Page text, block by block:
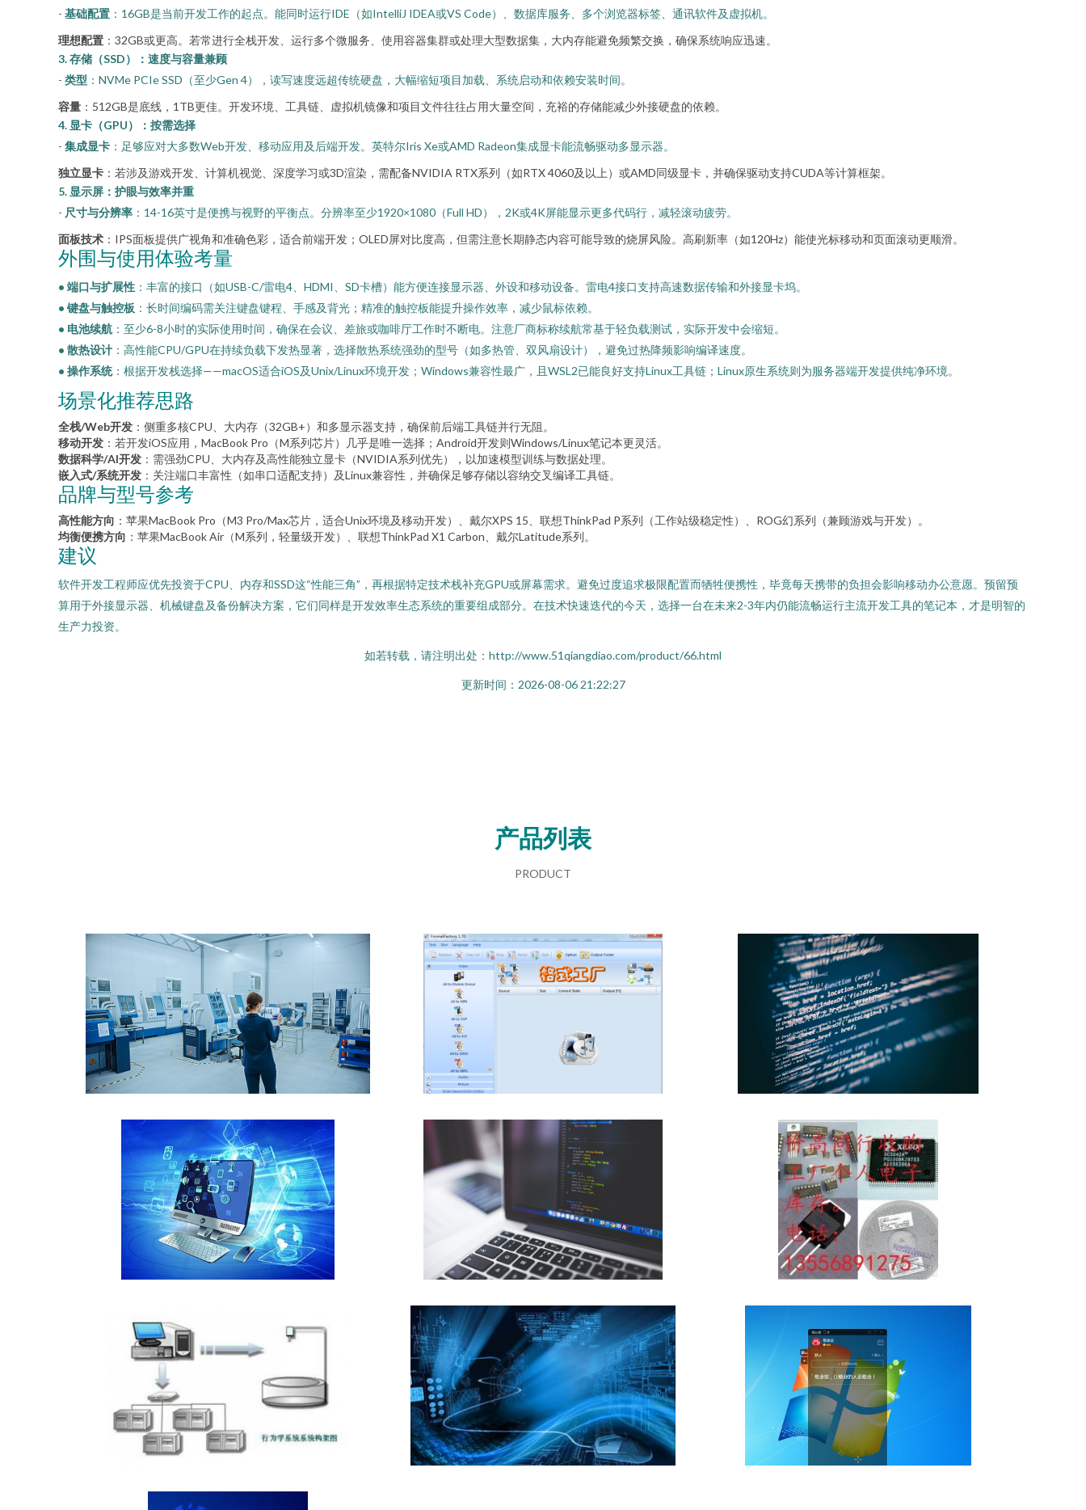
- 基础配置 ：16GB是当前开发工作的起点。能同时运行IDE（如IntelliJ IDEA或VS Code）、数据库服务、多个浏览器标签、通讯软件及虚拟机。
理想配置 ：32GB或更高。若常进行全栈开发、运行多个微服务、使用容器集群或处理大型数据集，大内存能避免频繁交换，确保系统响应迅速。
3. 存储（SSD）：速度与容量兼顾
- 类型 ：NVMe PCIe SSD（至少Gen 4），读写速度远超传统硬盘，大幅缩短项目加载、系统启动和依赖安装时间。
容量 ：512GB是底线，1TB更佳。开发环境、工具链、虚拟机镜像和项目文件往往占用大量空间，充裕的存储能减少外接硬盘的依赖。
4. 显卡（GPU）：按需选择
- 集成显卡 ：足够应对大多数Web开发、移动应用及后端开发。英特尔Iris Xe或AMD Radeon集成显卡能流畅驱动多显示器。
独立显卡 ：若涉及游戏开发、计算机视觉、深度学习或3D渲染，需配备NVIDIA RTX系列（如RTX 4060及以上）或AMD同级显卡，并确保驱动支持CUDA等计算框架。
5. 显示屏：护眼与效率并重
- 尺寸与分辨率 ：14-16英寸是便携与视野的平衡点。分辨率至少1920×1080（Full HD），2K或4K屏能显示更多代码行，减轻滚动疲劳。
面板技术 ：IPS面板提供广视角和准确色彩，适合前端开发；OLED屏对比度高，但需注意长期静态内容可能导致的烧屏风险。高刷新率（如120Hz）能使光标移动和页面滚动更顺滑。
外围与使用体验考量
• 端口与扩展性 ：丰富的接口（如USB-C/雷电4、HDMI、SD卡槽）能方便连接显示器、外设和移动设备。雷电4接口支持高速数据传输和外接显卡坞。
• 键盘与触控板 ：长时间编码需关注键盘键程、手感及背光；精准的触控板能提升操作效率，减少鼠标依赖。
• 电池续航 ：至少6-8小时的实际使用时间，确保在会议、差旅或咖啡厅工作时不断电。注意厂商标称续航常基于轻负载测试，实际开发中会缩短。
• 散热设计 ：高性能CPU/GPU在持续负载下发热显著，选择散热系统强劲的型号（如多热管、双风扇设计），避免过热降频影响编译速度。
• 操作系统：根据开发栈选择——macOS适合iOS及Unix/Linux环境开发；Windows兼容性最广，且WSL2已能良好支持Linux工具链；Linux原生系统则为服务器端开发提供纯净环境。
场景化推荐思路
全栈/Web开发 ：侧重多核CPU、大内存（32GB+）和多显示器支持，确保前后端工具链并行无阻。
移动开发 ：若开发iOS应用，MacBook Pro（M系列芯片）几乎是唯一选择；Android开发则Windows/Linux笔记本更灵活。
数据科学/AI开发 ：需强劲CPU、大内存及高性能独立显卡（NVIDIA系列优先），以加速模型训练与数据处理。
嵌入式/系统开发 ：关注端口丰富性（如串口适配支持）及Linux兼容性，并确保足够存储以容纳交叉编译工具链。
品牌与型号参考
高性能方向 ：苹果MacBook Pro（M3 Pro/Max芯片，适合Unix环境及移动开发）、戴尔XPS 15、联想ThinkPad P系列（工作站级稳定性）、ROG幻系列（兼顾游戏与开发）。
均衡便携方向 ：苹果MacBook Air（M系列，轻量级开发）、联想ThinkPad X1 Carbon、戴尔Latitude系列。
建议
软件开发工程师应优先投资于CPU、内存和SSD这“性能三角”，再根据特定技术栈补充GPU或屏幕需求。避免过度追求极限配置而牺牲便携性，毕竟每天携带的负担会影响移动办公意愿。预留预
算用于外接显示器、机械键盘及备份解决方案，它们同样是开发效率生态系统的重要组成部分。在技术快速迭代的今天，选择一台在未来2-3年内仍能流畅运行主流开发工具的笔记本，才是明智的
生产力投资。
如若转载，请注明出处：http://www.51qiangdiao.com/product/66.html
更新时间：2026-08-06 21:22:27
产品列表
PRODUCT